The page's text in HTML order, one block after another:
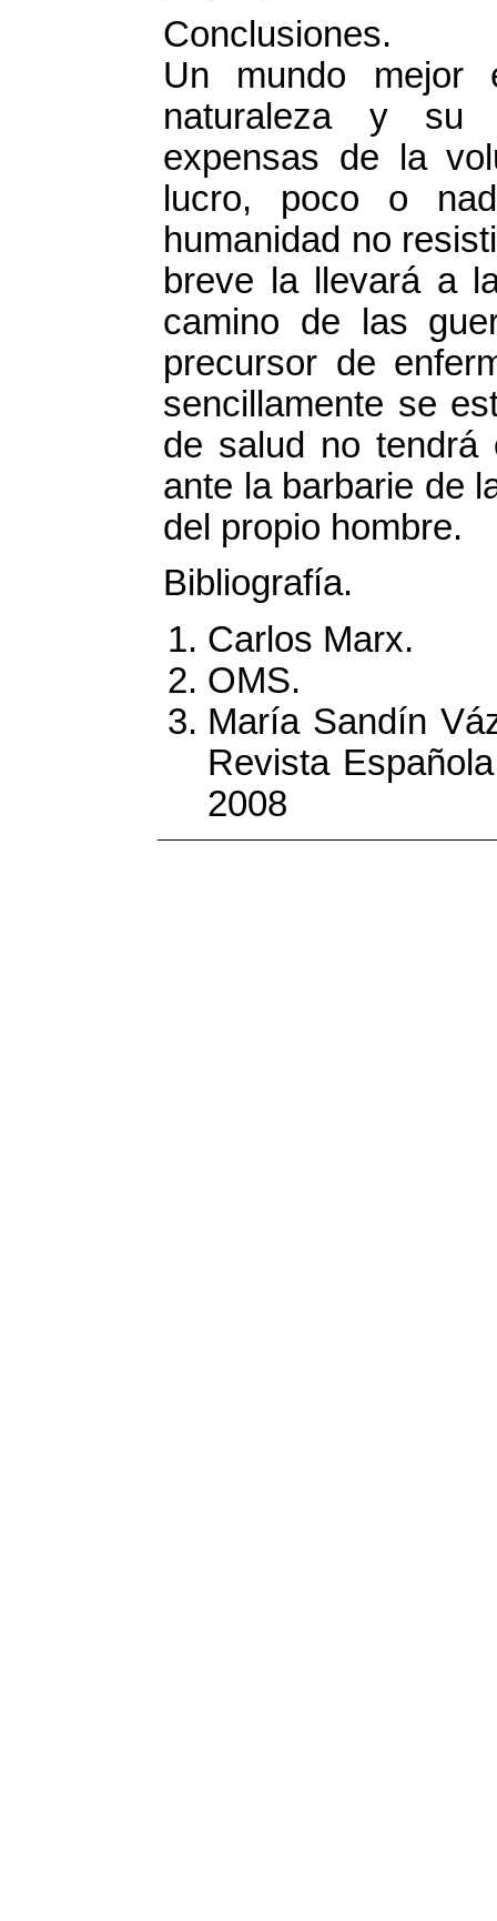
Conclusiones.
Un mundo mejor
naturaleza y su
expensas de la
lucro, poco o
humanidad no
breve la llevará a
camino de las
precursor de
sencillamente se
de salud no tendrá
ante la barbarie de
del propio hombre.
Bibliografía.
Carlos Marx.
OMS.
María Sandín
Revista
2008